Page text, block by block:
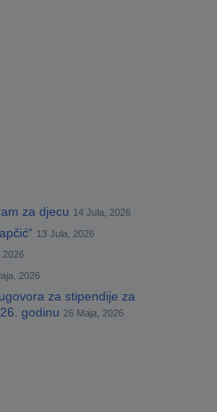
za djecu 14 Jula, 2026
13 Jula, 2026
2026
2026
za stipendije za
godinu 26 Maja, 2026